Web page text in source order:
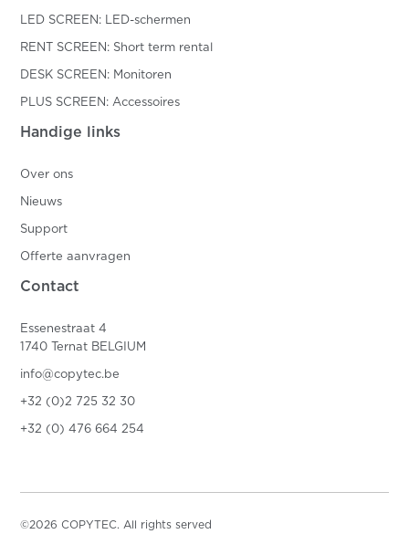
LED SCREEN: LED-schermen
RENT SCREEN: Short term rental
DESK SCREEN: Monitoren
PLUS SCREEN: Accessoires
Handige links
Over ons
Nieuws
Support
Offerte aanvragen
Contact
Essenestraat 4
1740 Ternat BELGIUM
info@copytec.be
+32 (0)2 725 32 30
+32 (0) 476 664 254
©2026 COPYTEC. All rights served